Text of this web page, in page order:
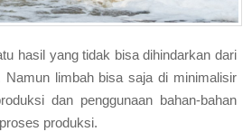
hasil yang tidak bisa dihindarkan dari
limbah bisa saja di minimalisir
dan penggunaan bahan-bahan
produksi.